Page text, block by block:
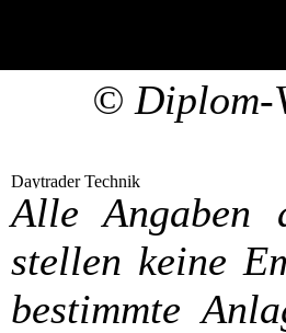
© Diplom-
Alle Angaben
stellen keine
bestimmte